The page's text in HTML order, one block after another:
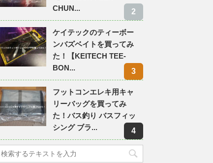
CHUN...
ケイテックのティーボー
ンバズベイトを買ってみ
た！【KEITECH TEE-
BON...
フットコンエレキ用キャ
リーバッグを買ってみ
た！バス釣り バスフィッ
シング ブラ...